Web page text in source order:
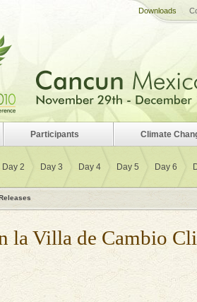
la Villa de Cambio
Day 2 Day 3 Day 4 Day 5 Day 6
Participants Climate
Downloads